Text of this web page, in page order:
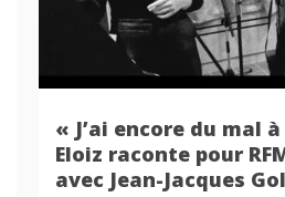
« J’ai encore du mal
Eloiz raconte pour
avec Jean-Jacques